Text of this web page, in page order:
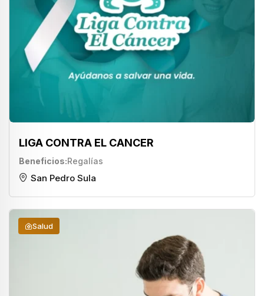
LIGA CONTRA EL CANCER
Beneficios Regalías
San Pedro Sula
Salud